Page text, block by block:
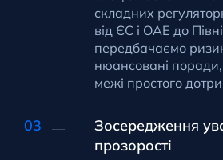
складних
від ЄС і ОАЕ до
передбачаємо
нюансовані
межі простого
Зосередження
прозорості